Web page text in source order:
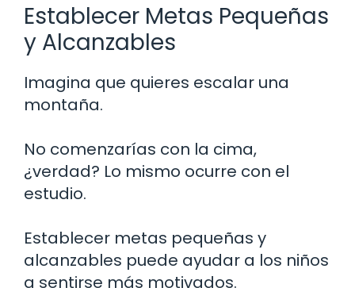
Establecer Metas Pequeñas
y Alcanzables
Imagina que quieres escalar una
montaña.
No comenzarías con la cima,
¿verdad? Lo mismo ocurre con el
estudio.
Establecer metas pequeñas y
alcanzables puede ayudar a los niños
a sentirse más motivados.